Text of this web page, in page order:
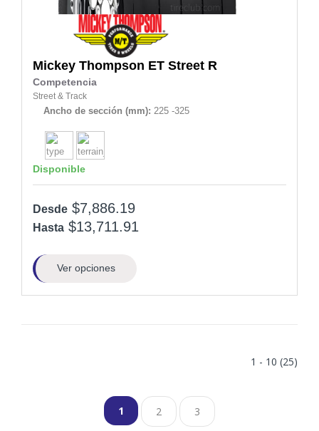
Mickey Thompson ET Street R
Competencia
Street & Track
Ancho de sección (mm): 225 -325
Disponible
Desde $7,886.19
Hasta $13,711.91
Ver opciones
1 - 10 (25)
1 2 3